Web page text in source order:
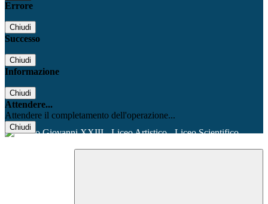
Errore
Chiudi
Successo
Chiudi
Informazione
Chiudi
Attendere...
Attendere il completamento dell'operazione...
Chiudi